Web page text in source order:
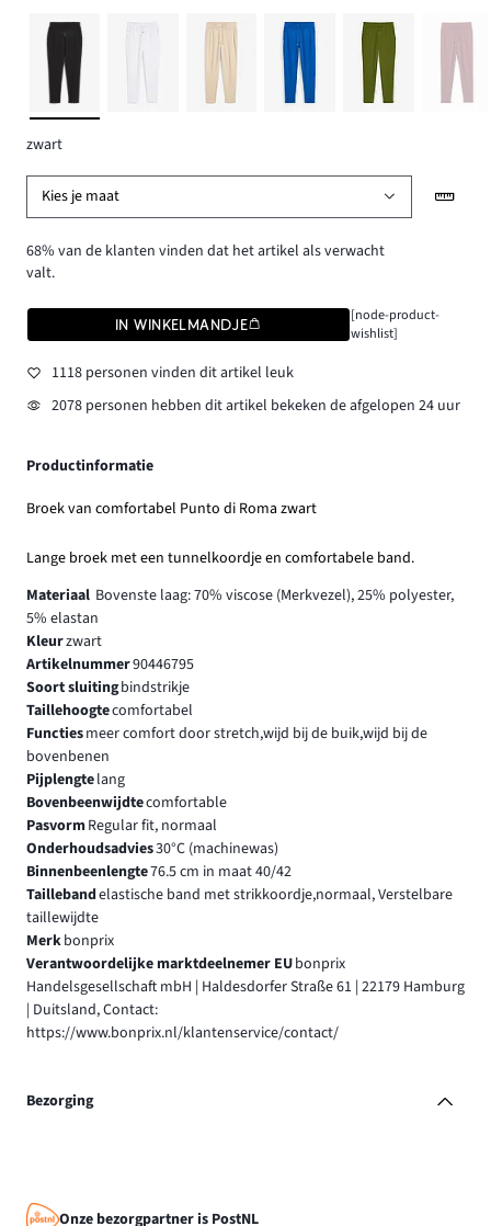
zwart
Kies je maat
68% van de klanten vinden dat het artikel als verwacht
valt.
IN WINKELMANDJE
[node-product-
wishlist]
1118 personen vinden dit artikel leuk
2078 personen hebben dit artikel bekeken de afgelopen 24 uur
Productinformatie
Broek van comfortabel Punto di Roma zwart
Lange broek met een tunnelkoordje en comfortabele band.
Materiaal Bovenste laag: 70% viscose (Merkvezel), 25% polyester,
5% elastan
Kleurzwart
Artikelnummer90446795
Soort sluitingbindstrikje
Taillehoogtecomfortabel
Functiesmeer comfort door stretch,wijd bij de buik,wijd bij de
bovenbenen
Pijplengtelang
Bovenbeenwijdtecomfortable
PasvormRegular fit, normaal
Onderhoudsadvies30°C (machinewas)
Binnenbeenlengte76.5 cm in maat 40/42
Taillebandelastische band met strikkoordje,normaal, Verstelbare
taillewijdte
Merkbonprix
Verantwoordelijke marktdeelnemer EUbonprix
Handelsgesellschaft mbH | Haldesdorfer Straße 61 | 22179 Hamburg
| Duitsland, Contact:
https://www.bonprix.nl/klantenservice/contact/
Bezorging
Onze bezorgpartner is PostNL